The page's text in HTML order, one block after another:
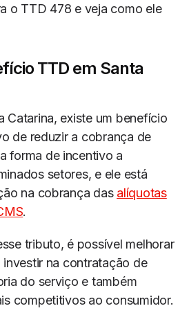
o TTD 478 e veja como ele
TTD em Santa
Catarina, existe um benefício
de reduzir a cobrança de
forma de incentivo a
setores, e ele está
na cobrança das alíquotas
.
tributo, é possível melhorar
na contratação de
do serviço e também
competitivos ao consumidor.